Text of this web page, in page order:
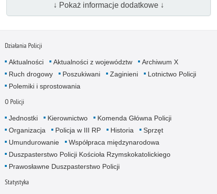
↓ Pokaż informacje dodatkowe ↓
Działania Policji
Aktualności Aktualności z województw
Archiwum X
Ruch drogowy
Poszukiwani Zaginieni
Lotnictwo Policji
Polemiki i sprostowania
O Policji
Jednostki Kierownictwo
Komenda Główna Policji
Organizacja
Policja w III RP Historia
Sprzęt
Umundurowanie
Współpraca międzynarodowa
Duszpasterstwo Policji Kościoła Rzymskokatolickiego
Prawosławne Duszpasterstwo Policji
Statystyka